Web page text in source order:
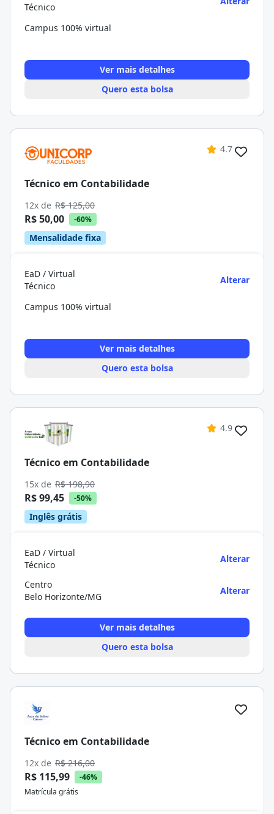
Técnico
Campus 100% virtual
Ver mais detalhes
Quero esta bolsa
4.7
Técnico em Contabilidade
12x de R$ 125,00
R$ 50,00 -60%
Mensalidade fixa
EaD / Virtual
Técnico
Alterar
Campus 100% virtual
Ver mais detalhes
Quero esta bolsa
4.9
Técnico em Contabilidade
15x de R$ 198,90
R$ 99,45 -50%
Inglês grátis
EaD / Virtual
Técnico
Alterar
Centro
Belo Horizonte/MG
Alterar
Ver mais detalhes
Quero esta bolsa
Técnico em Contabilidade
12x de R$ 216,00
R$ 115,99
-46%
Matrícula grátis